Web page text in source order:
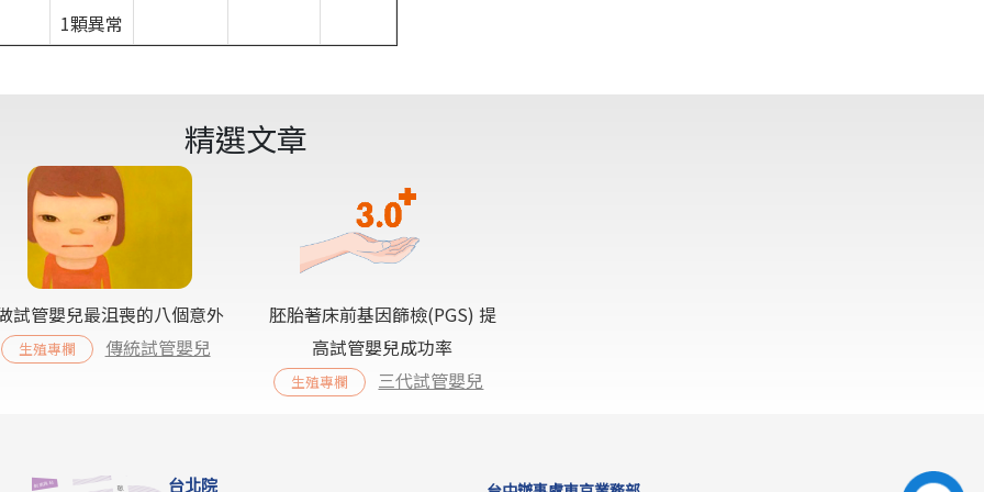
1顆異常
精選文章
試管嬰兒最沮喪的八個意外
生殖專欄 傳統試管嬰兒
胚胎著床前基因篩檢(PGS) 提
高試管嬰兒成功率
生殖專欄 三代試管嬰兒
台北院